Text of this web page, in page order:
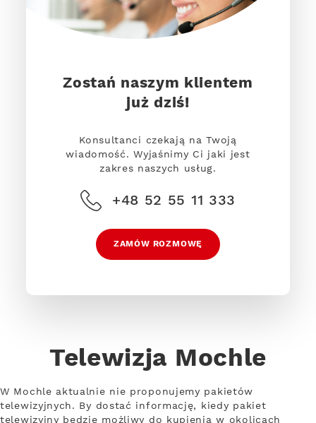
Zostań naszym klientem
już dziś!
Konsultanci czekają na Twoją
wiadomość. Wyjaśnimy Ci jaki jest
zakres naszych usług.
+48 52 55 11 333
ZAMÓW ROZMOWĘ
Telewizja Mochle
W Mochle aktualnie nie proponujemy pakietów
telewizyjnych. By dostać informację, kiedy pakiet
telewizyjny będzie możliwy do kupienia w okolicach